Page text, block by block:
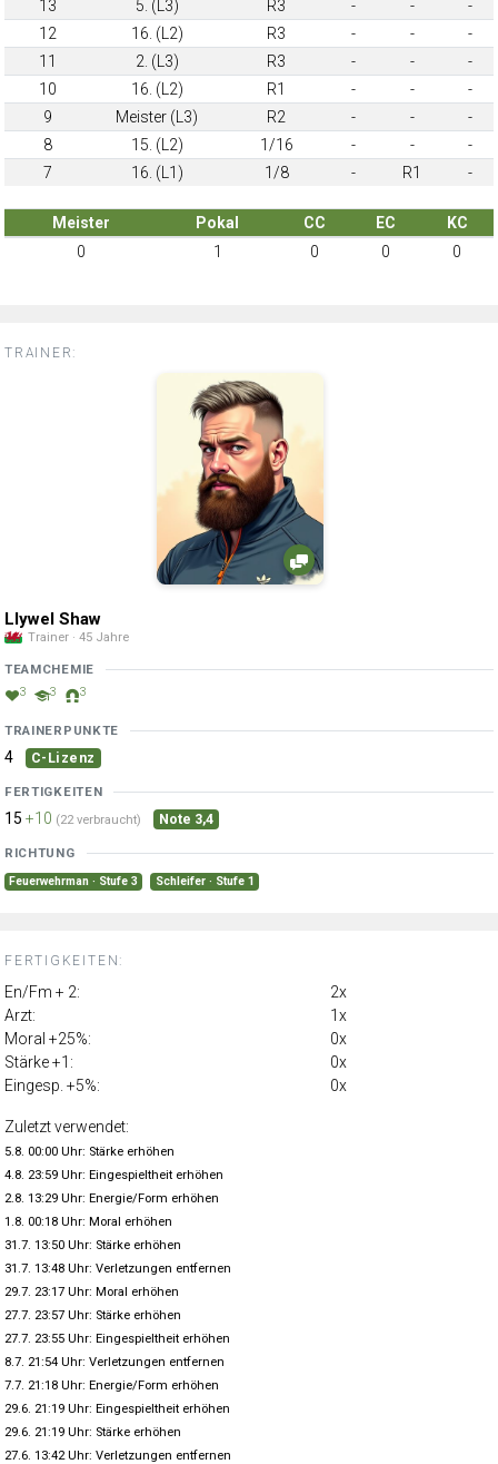
13
5. (L3) R3 - -
-
12
16. (L2) R3 - -
-
11
2. (L3) R3 - -
-
10
16. (L2) R1 - -
-
9
Meister (L3) R2 - -
-
8
15. (L2) 1/16 - -
-
7
16. (L1) 1/8 - R1 -
Meister Pokal CC EC
KC
0
1 0 0 0
TRAINER:
Llywel Shaw
Trainer · 45 Jahre
TEAMCHEMIE
3 3 3
TRAINERPUNKTE
4 C-Lizenz
FERTIGKEITEN
15 +10 (22 verbraucht) Note 3,4
RICHTUNG
Feuerwehrman · Stufe 3 Schleifer · Stufe 1
FERTIGKEITEN:
En/Fm + 2:
2x
Arzt:
1x
Moral +25%:
0x
Stärke +1:
0x
Eingesp. +5%:
0x
Zuletzt verwendet:
5.8. 00:00 Uhr: Stärke erhöhen
4.8. 23:59 Uhr: Eingespieltheit erhöhen
2.8. 13:29 Uhr: Energie/Form erhöhen
1.8. 00:18 Uhr: Moral erhöhen
31.7. 13:50 Uhr: Stärke erhöhen
31.7. 13:48 Uhr: Verletzungen entfernen
29.7. 23:17 Uhr: Moral erhöhen
27.7. 23:57 Uhr: Stärke erhöhen
27.7. 23:55 Uhr: Eingespieltheit erhöhen
8.7. 21:54 Uhr: Verletzungen entfernen
7.7. 21:18 Uhr: Energie/Form erhöhen
29.6. 21:19 Uhr: Eingespieltheit erhöhen
29.6. 21:19 Uhr: Stärke erhöhen
27.6. 13:42 Uhr: Verletzungen entfernen